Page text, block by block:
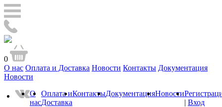
0
О нас Оплата и Доставка Новости Контакты Документация
Новости
О
нас
Оплата и
Доставка
КонтактыДокументацияНовости
| Вход